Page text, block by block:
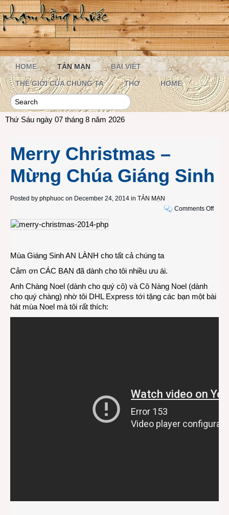
HOME TẢN MẠN BÀI VIẾT
THẾ GIỚI CỦA CHÚNG TA THƠ HOME
Thứ Sáu ngày 07 tháng 8 năm 2026
Merry Christmas –
Mừng Chúa Giáng Sinh
Posted by phphuoc on December 24, 2014 in TẢN MẠN
Comments Offon
Mùa Giáng Sinh AN LÀNH cho tất cả chúng ta
Cảm ơn CÁC BẠN đã dành cho tôi nhiều ưu ái.
Anh Chàng Noel (dành cho quý cô) và Cô Nàng Noel (dành
cho quý chàng) nhờ tôi DHL Express tới tặng các bạn một bài
hát mùa Noel mà tôi rất thích: